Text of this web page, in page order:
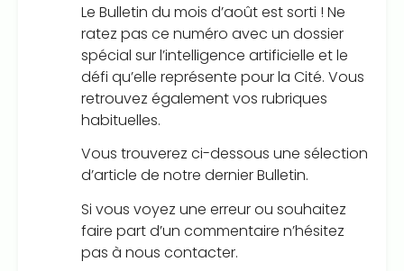
Le Bulletin du mois d’août est sorti ! Ne
ratez pas ce numéro avec un dossier
spécial sur l’intelligence artificielle et le
défi qu’elle représente pour la Cité. Vous
retrouvez également vos rubriques
habituelles.
Vous trouverez ci-dessous une sélection
d’article de notre dernier Bulletin.
Si vous voyez une erreur ou souhaitez
faire part d’un commentaire n’hésitez
pas à nous contacter.